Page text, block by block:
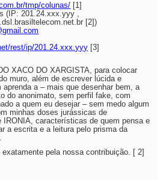
tmp/colunas/ [1]
(IP: 201.24.xxx.yyy ,
[2])
rest/ip/201.24.xxx.yyy [3]
XACO DO XARGISTA, para colocar
muro, além de escrever lúcida e
a – mais que desenhar bem, a
do anonimato, sem perfil fake, com
a quem eu desejar – sem medo algum
minhas doses jurássicas de
IRONIA, características de quem pensa e
a escrita e a leitura pelo prisma da
pela nossa contribuição. [ 2]